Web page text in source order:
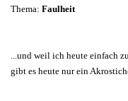
Thema: Faulheit
...und weil ich heute einfach
gibt es heute nur ein